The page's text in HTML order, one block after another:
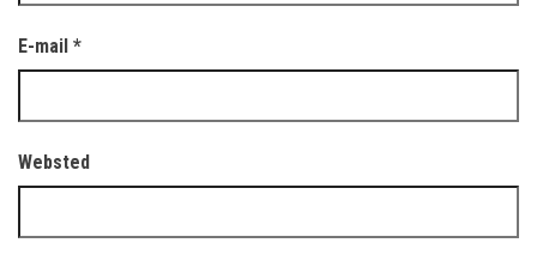
E-mail *
Websted